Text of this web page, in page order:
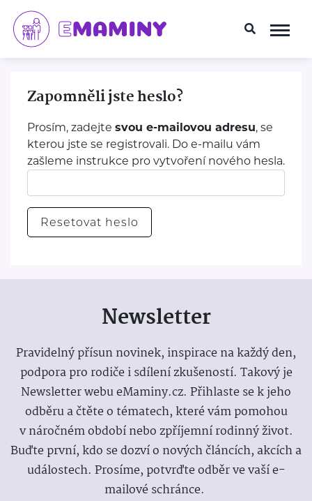
Zapomněli jste heslo?
Prosím, zadejte svou e-mailovou adresu, se
kterou jste se registrovali. Do e-mailu vám
zašleme instrukce pro vytvoření nového hesla.
Resetovat heslo
Newsletter
Pravidelný přísun novinek, inspirace na každý den,
podpora pro rodiče i sdílení zkušeností. Takový je
Newsletter webu eMaminy.cz. Přihlaste se k jeho
odběru a čtěte o tématech, které vám pomohou
v náročném období nebo zpříjemní rodinný život.
Buďte první, kdo se dozví o nových článcích, akcích a
událostech. Prosíme, potvrďte odběr ve vaší e-
mailové schránce.